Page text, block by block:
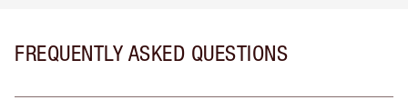
FREQUENTLY ASKED QUESTIONS